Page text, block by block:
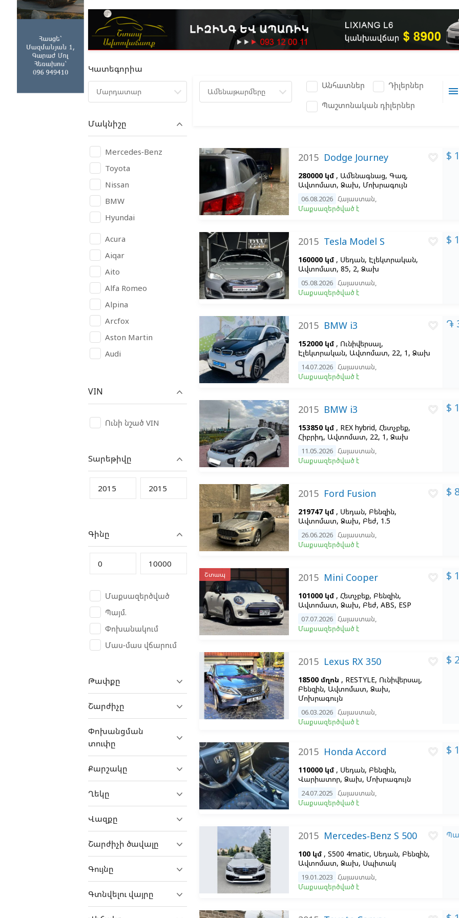
Կատեգորիա
Մարդատար
Մակնիշը
Mercedes-Benz
Toyota
Nissan
BMW
Hyundai
Acura
Aiqar
Aito
Alfa Romeo
Alpina
Arcfox
Aston Martin
Audi
BAW
Bentley
BYD
Cadillac
Changan
Chevrolet
Chrysler
Daihatsu
Denza
DFSK
Dodge
Eagle
Exeed
Fangchengbao
Farizon
FAW
Ferrari
Fiat
Ford
Foton
Geely
VIN
Ունի նշած VIN
Տարեթիվը
Գինը
Մաքսազերծված
Պայմ.
Փոխանակում
Մաս-մաս վճարում
Թափքը
Շարժիչը
Փոխանցման
տուփը
Քարշակը
Ղեկը
Վազքը
Շարժիչի ծավալը
Գույնը
Գտնվելու վայրը
Ամենաթարմերը
Անհատներ
Դիլերներ
Պաշտոնական դիլերներ
menu
2015Dodge Journey
280000 կմ , Ամենագնաց, Գազ,
Ավտոմատ, Ձախ, Մոխրագույն
06.08.2026 Հայաստան,
Մաքսազերծված է
favorite_border $
2015Tesla Model S
160000 կմ , Սեդան, Էլեկտրական,
Ավտոմատ, 85, 2, Ձախ
05.08.2026 Հայաստան,
Մաքսազերծված է
favorite_border $
2015BMW i3
152000 կմ , Ունիվերսալ,
Էլեկտրական, Ավտոմատ, 22, 1, Ձախ
14.07.2026 Հայաստան,
Մաքսազերծված է
favorite_border ֏
2015BMW i3
153850 կմ , REX hybrid, Հետչբեք,
Հիբրիդ, Ավտոմատ, 22, 1, Ձախ
11.05.2026 Հայաստան,
Մաքսազերծված է
favorite_border $
2015Ford Fusion
219747 կմ , Սեդան, Բենզին,
Ավտոմատ, Ձախ, Բեժ, 1.5
26.06.2026 Հայաստան,
Մաքսազերծված է
favorite_border $
Շտապ 2015Mini Cooper
101000 կմ , Հետչբեք, Բենզին,
Ավտոմատ, Ձախ, Բեժ, ABS, ESP
07.07.2026 Հայաստան,
Մաքսազերծված է
favorite_border $
2015Lexus RX 350
18500 մղոն , RESTYLE, Ունիվերսալ,
Բենզին, Ավտոմատ, Ձախ,
Մոխրագույն
06.03.2026 Հայաստան,
Մաքսազերծված է
favorite_border $
2015Honda Accord
110000 կմ , Սեդան, Բենզին,
Վարիատոր, Ձախ, Մոխրագույն
24.07.2025 Հայաստան,
Մաքսազերծված է
favorite_border $
2015Mercedes-Benz S 500
100 կմ , S500 4matic, Սեդան, Բենզին,
Ավտոմատ, Ձախ, Սպիտակ
19.01.2023 Հայաստան,
Մաքսազերծված է
favorite_border